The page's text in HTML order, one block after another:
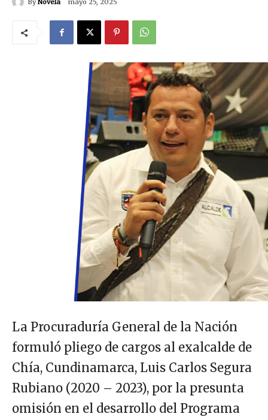
By Novela mayo 25, 2025
La Procuraduría General de la Nación
formuló pliego de cargos al exalcalde de
Chía, Cundinamarca, Luis Carlos Segura
Rubiano (2020 – 2023), por la presunta
omisión en el desarrollo del Programa